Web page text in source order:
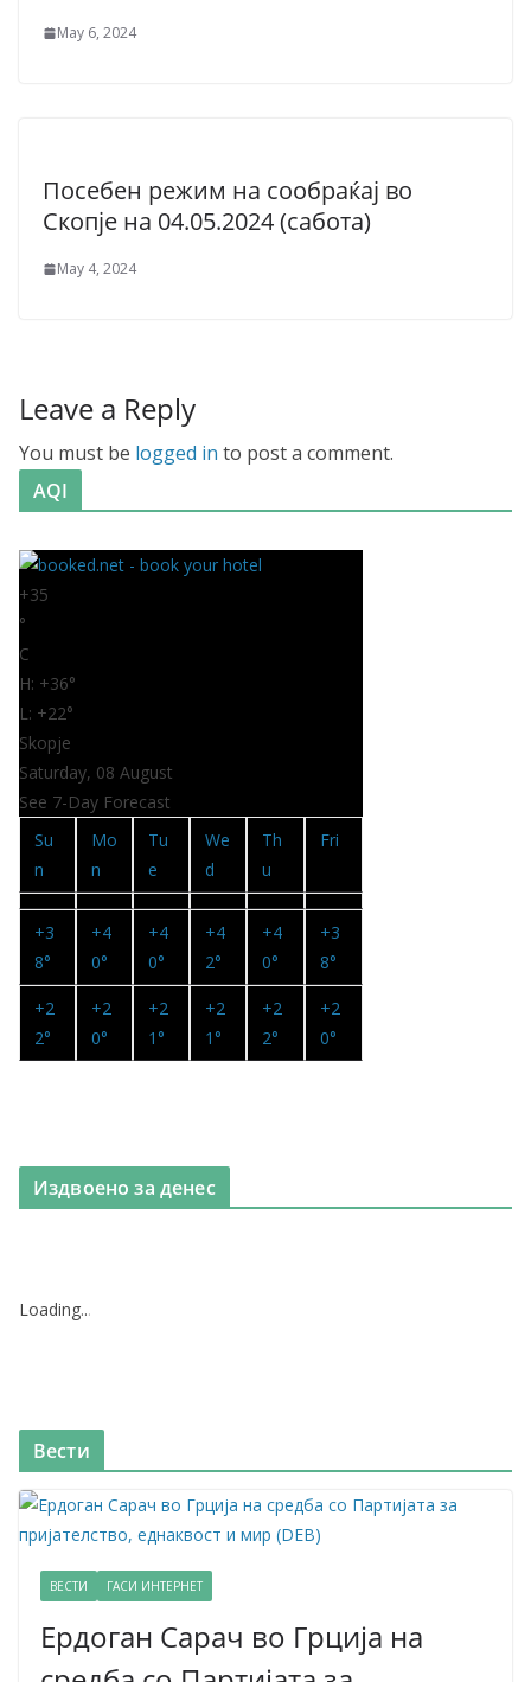
May 6, 2024
Посебен режим на сообраќај во
Скопје на 04.05.2024 (сабота)
May 4, 2024
Leave a Reply
You must be logged in to post a comment.
AQI
+35
°
C
H: +36°
L: +22°
Skopje
Saturday, 08 August
See 7-Day Forecast
Su
n
Mo
n
Tu
e
We
d
Th
u
Fri
+3
8°
+4
0°
+4
0°
+4
2°
+4
0°
+3
8°
+2
2°
+2
0°
+2
1°
+2
1°
+2
2°
+2
0°
Издвоено за денес
Loading...
Вести
ВЕСТИ ГАСИ ИНТЕРНЕТ
Ердоган Сарач во Грција на